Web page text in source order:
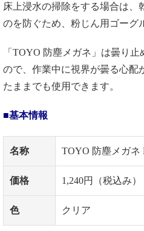
床上浸水の掃除をする場合は、
のを防ぐため、粉じん用ゴーグ
「TOYO 防塵メガネ」は曇り
ので、作業中に視界が曇る心配
たままでも使用できます。
■基本情報
名称 TOYO 防塵メガネ
価格 1,240円（税込み）
色 クリア